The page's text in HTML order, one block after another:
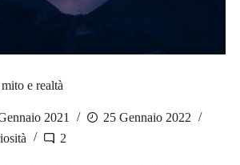
e realtà
2021
25 Gennaio 2022
2